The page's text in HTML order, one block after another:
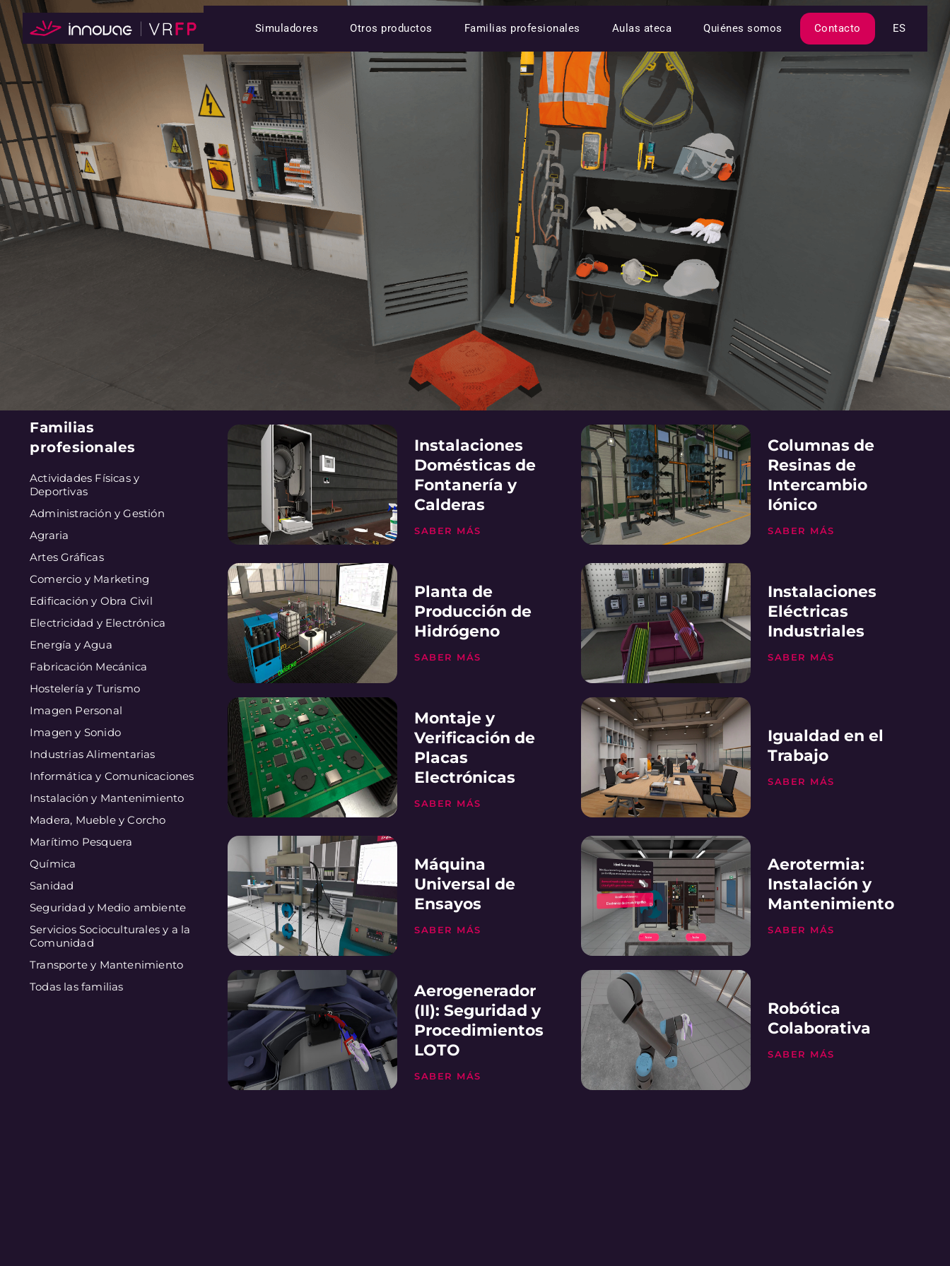
Simuladores Otros productos Familias profesionales Aulas ateca Quiénes somos Contacto ES
Familias
profesionales
Actividades Físicas y
Deportivas
Administración y Gestión
Agraria
Artes Gráficas
Comercio y Marketing
Edificación y Obra Civil
Electricidad y Electrónica
Energía y Agua
Fabricación Mecánica
Hostelería y Turismo
Imagen Personal
Imagen y Sonido
Industrias Alimentarias
Informática y Comunicaciones
Instalación y Mantenimiento
Madera, Mueble y Corcho
Marítimo Pesquera
Química
Sanidad
Seguridad y Medio ambiente
Servicios Socioculturales y a la
Comunidad
Transporte y Mantenimiento
Todas las familias
Instalaciones
Domésticas de
Fontanería y
Calderas
SABER MÁS
Columnas de
Resinas de
Intercambio
Iónico
SABER MÁS
Planta de
Producción de
Hidrógeno
SABER MÁS
Instalaciones
Eléctricas
Industriales
SABER MÁS
Montaje y
Verificación de
Placas
Electrónicas
SABER MÁS
Igualdad en el
Trabajo
SABER MÁS
Máquina
Universal de
Ensayos
SABER MÁS
Aerotermia:
Instalación y
Mantenimiento
SABER MÁS
Aerogenerador
(II): Seguridad y
Procedimientos
LOTO
SABER MÁS
Robótica
Colaborativa
SABER MÁS